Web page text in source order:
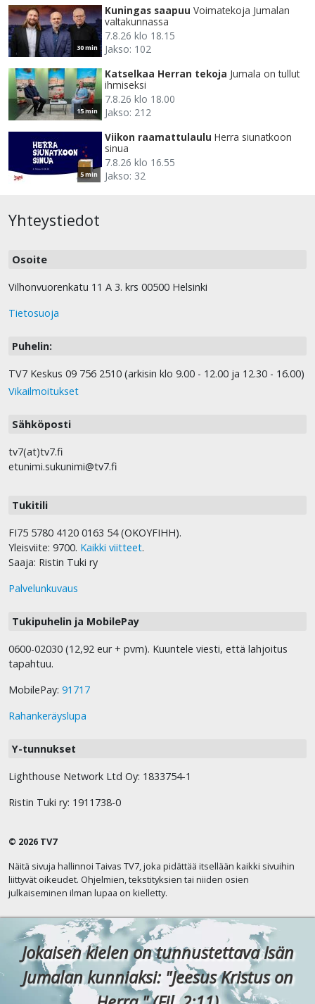
30 min
Kuningas saapuu Voimatekoja Jumalan
valtakunnassa
7.8.26 klo 18.15
Jakso: 102
15 min
Katselkaa Herran tekoja Jumala on tullut
ihmiseksi
7.8.26 klo 18.00
Jakso: 212
5 min
Viikon raamattulaulu Herra siunatkoon
sinua
7.8.26 klo 16.55
Jakso: 32
Yhteystiedot
Osoite
Vilhonvuorenkatu 11 A 3. krs 00500 Helsinki
Tietosuoja
Puhelin:
TV7 Keskus 09 756 2510 (arkisin klo 9.00 - 12.00 ja 12.30 - 16.00)
Vikailmoitukset
Sähköposti
tv7(at)tv7.fi
etunimi.sukunimi@tv7.fi
Tukitili
FI75 5780 4120 0163 54 (OKOYFIHH).
Yleisviite: 9700. Kaikki viitteet.
Saaja: Ristin Tuki ry
Palvelunkuvaus
Tukipuhelin ja MobilePay
0600-02030 (12,92 eur + pvm). Kuuntele viesti, että lahjoitus
tapahtuu.
MobilePay: 91717
Rahankeräyslupa
Y-tunnukset
Lighthouse Network Ltd Oy: 1833754-1
Ristin Tuki ry: 1911738-0
© 2026 TV7
Näitä sivuja hallinnoi Taivas TV7, joka pidättää itsellään kaikki sivuihin
liittyvät oikeudet. Ohjelmien, tekstityksien tai niiden osien
julkaiseminen ilman lupaa on kielletty.
Jokaisen kielen on tunnustettava Isän
Jumalan kunniaksi: "Jeesus Kristus on